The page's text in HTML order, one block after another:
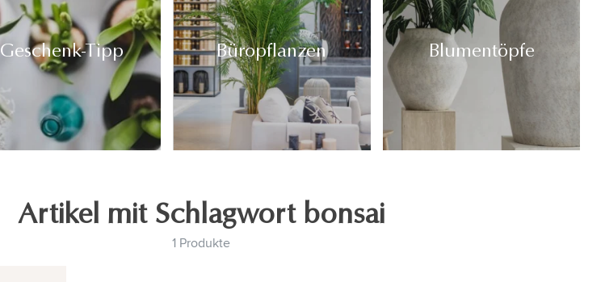
Geschenk-Tipp Büropflanzen Blumentöpfe
Artikel mit Schlagwort bonsai
1 Produkte